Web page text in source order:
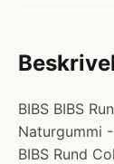
BIBS BIBS
Naturgummi
BIBS Rund